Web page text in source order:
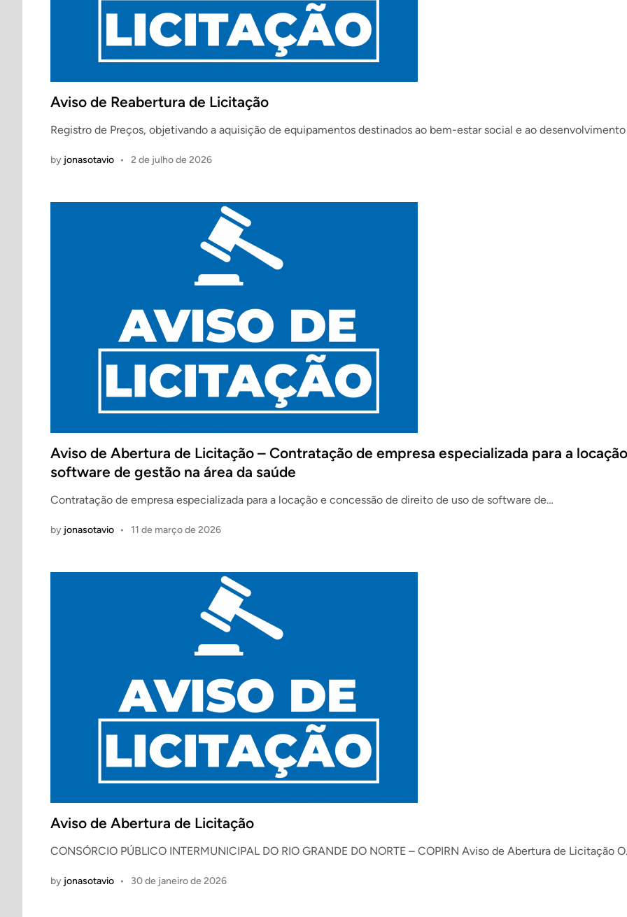
Aviso de Reabertura de Licitação
Registro de Preços, objetivando a aquisição de equipamentos destinados ao bem-estar social e ao
by jonasotavio • 2 de julho de 2026
Aviso de Abertura de Licitação – Contratação de empresa especializada para a
software de gestão na área da saúde
Contratação de empresa especializada para a locação e concessão de direito de uso de software de…
by jonasotavio • 11 de março de 2026
Aviso de Abertura de Licitação
CONSÓRCIO PÚBLICO INTERMUNICIPAL DO RIO GRANDE DO NORTE – COPIRN Aviso de Abertura de Licitação
by jonasotavio • 30 de janeiro de 2026